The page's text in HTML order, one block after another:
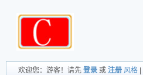
欢迎您：游客！请先 登录 或 注册 风格